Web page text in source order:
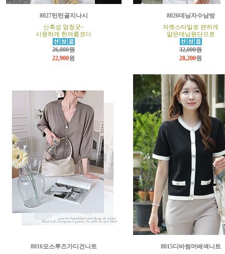
8027틴틴골지나시
신축성 엄청굿~
시원하게 한여름코디
26,000원
22,900원
8026데님자수남방
자켓스타일로 편하게
얇은데님원단으로
32,000원
28,200원
8016모스루즈가디건니트
8015디바썸머배색니트